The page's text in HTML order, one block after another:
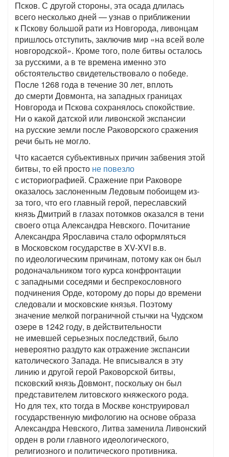
Псков. С другой стороны, эта осада длилась
всего несколько дней — узнав о приближении
к Пскову большой рати из Новгорода, ливонцам
пришлось отступить, заключив мир «на всей воле
новгородской». Кроме того, поле битвы осталось
за русскими, а в те времена именно это
обстоятельство свидетельствовало о победе.
После 1268 года в течение 30 лет, вплоть
до смерти Довмонта, на западных границах
Новгорода и Пскова сохранялось спокойствие.
Ни о какой датской или ливонской экспансии
на русские земли после Раковорского сражения
речи быть не могло.
Что касается субъективных причин забвения этой
битвы, то ей просто не повезло
с историографией. Сражение при Раковоре
оказалось заслоненным Ледовым побоищем из-
за того, что его главный герой, переславский
князь Дмитрий в глазах потомков оказался в тени
своего отца Александра Невского. Почитание
Александра Ярославича стало оформляться
в Московском государстве в XV-XVI в.в.
по идеологическим причинам, потому как он был
родоначальником того курса конфронтации
с западными соседями и беспрекословного
подчинения Орде, которому до поры до времени
следовали и московские князья. Поэтому
значение мелкой пограничной стычки на Чудском
озере в 1242 году, в действительности
не имевшей серьезных последствий, было
невероятно раздуто как отражение экспансии
католического Запада. Не вписывался в эту
линию и другой герой Раковорской битвы,
псковский князь Довмонт, поскольку он был
представителем литовского княжеского рода.
Но для тех, кто тогда в Москве конструировал
государственную мифологию на основе образа
Александра Невского, Литва заменила Ливонский
орден в роли главного идеологического,
религиозного и политического противника.